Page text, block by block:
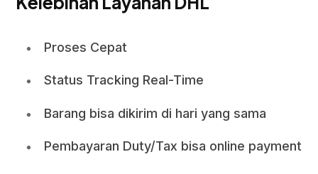
Proses Cepat
Status Tracking Real-Time
Barang bisa dikirim di hari yang sama
Pembayaran Duty/Tax bisa online payment